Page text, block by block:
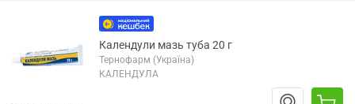
Календули мазь туба 20 г
Тернофарм (Україна)
КАЛЕНДУЛА